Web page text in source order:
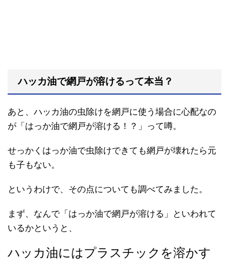
ハッカ油で網戸が溶けるって本当？
あと、ハッカ油の虫除けを網戸に使う場合に心配なの
が「はっか油で網戸が溶ける！？」って噂。
せっかくはっか油で虫除けできても網戸が壊れたら元
も子もない。
というわけで、その点についても調べてみました。
まず、なんで「はっか油で網戸が溶ける」といわれて
いるかというと、
ハッカ油にはプラスチックを溶かす